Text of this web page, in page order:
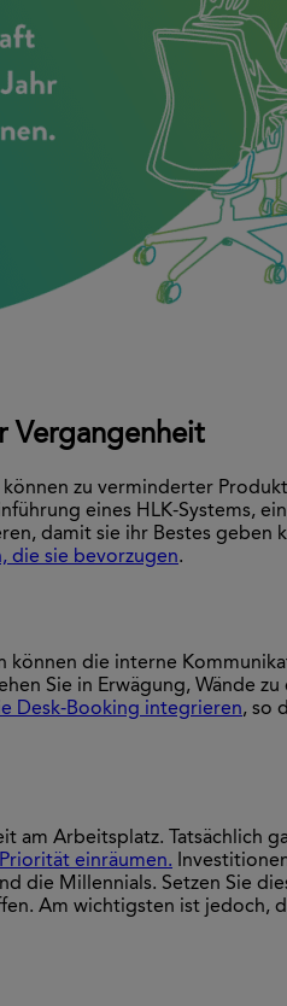
Vergangenheit
zu verminderter
eines HLK-Systems,
damit sie ihr Bestes geben
die sie bevorzugen.
können die interne
Sie in Erwägung, Wände
Desk-Booking integrieren, so
am Arbeitsplatz. Tatsächlich
einräumen.
die Millennials. Setzen Sie
Am wichtigsten ist jedoch,